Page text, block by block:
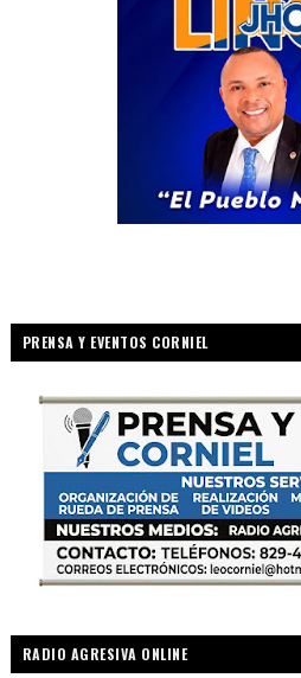
PRENSA Y EVENTOS CORNIEL
RADIO AGRESIVA ONLINE